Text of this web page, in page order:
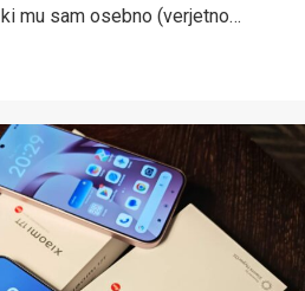
mu sam osebno (verjetno…